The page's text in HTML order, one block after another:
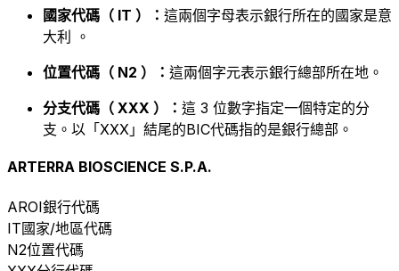
國家代碼（ IT ）： 這兩個字母表示銀行所在的國家是意
大利 。
位置代碼（ N2 ）： 這兩個字元表示銀行總部所在地。
分支代碼（ XXX ）： 這 3 位數字指定一個特定的分
支。以「XXX」結尾的BIC代碼指的是銀行總部。
ARTERRA BIOSCIENCE S.P.A.
AROI銀行代碼
IT國家/地區代碼
N2位置代碼